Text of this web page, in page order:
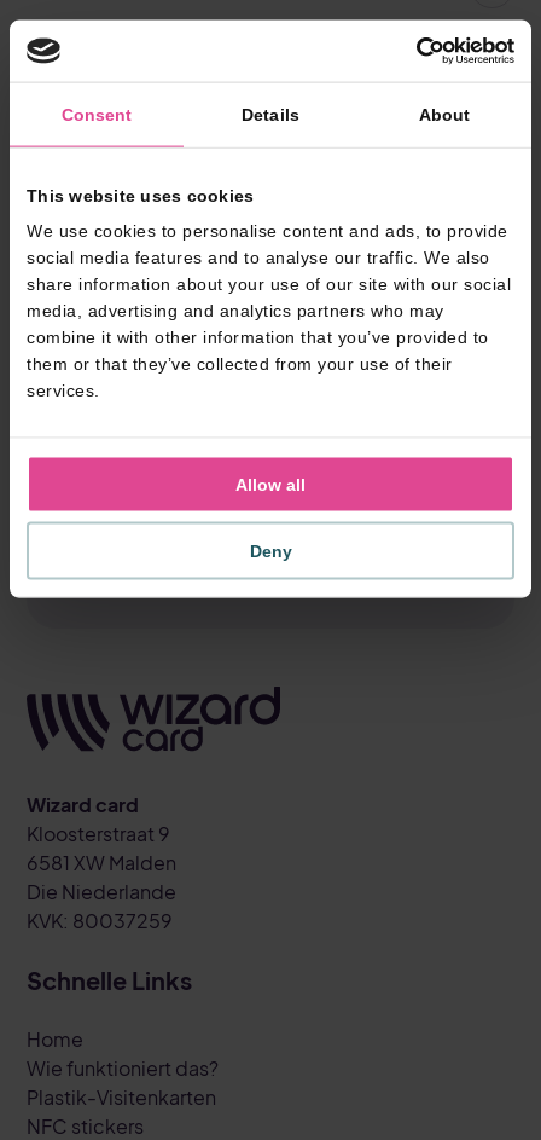
Consent Details About
This website uses cookies
We use cookies to personalise content and ads, to provide
social media features and to analyse our traffic. We also
share information about your use of our site with our social
media, advertising and analytics partners who may
combine it with other information that you’ve provided to
them or that they’ve collected from your use of their
services.
Allow all
Deny
Woher weiß ich, ob meine Post
ordnungsgemäß empfangen wurde?
Ich habe kein Logo, was nun?
HILFE
Ist Ihre konkrete Frage nicht
Unsere hilfe-dokumente ansehen
Alles Zubehör
Wizard card
Kloosterstraat 9
6581 XW Malden
Die Niederlande
KVK: 80037259
Schnelle Links
Home
Wie funktioniert das?
Plastik-Visitenkarten
NFC stickers